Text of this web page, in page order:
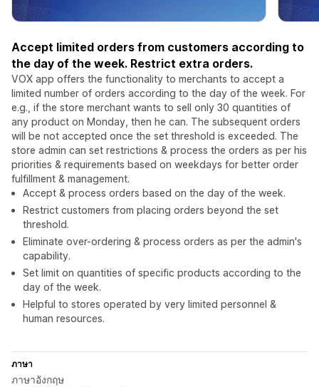
Accept limited orders from customers according to
the day of the week. Restrict extra orders.
VOX app offers the functionality to merchants to accept a
limited number of orders according to the day of the week. For
e.g., if the store merchant wants to sell only 30 quantities of
any product on Monday, then he can. The subsequent orders
will be not accepted once the set threshold is exceeded. The
store admin can set restrictions & process the orders as per his
priorities & requirements based on weekdays for better order
fulfillment & management.
Accept & process orders based on the day of the week.
Restrict customers from placing orders beyond the set
threshold.
Eliminate over-ordering & process orders as per the admin's
capability.
Set limit on quantities of specific products according to the
day of the week.
Helpful to stores operated by very limited personnel &
human resources.
ภาษา
ภาษาอังกฤษ